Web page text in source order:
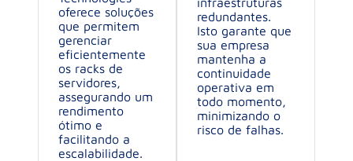
oferece soluções
que permitem
gerenciar
eficientemente
os racks de
servidores,
assegurando um
rendimento
ótimo e
facilitando a
escalabilidade.
redundantes.
Isto garante que
sua empresa
mantenha a
continuidade
operativa em
todo momento,
minimizando o
risco de falhas.